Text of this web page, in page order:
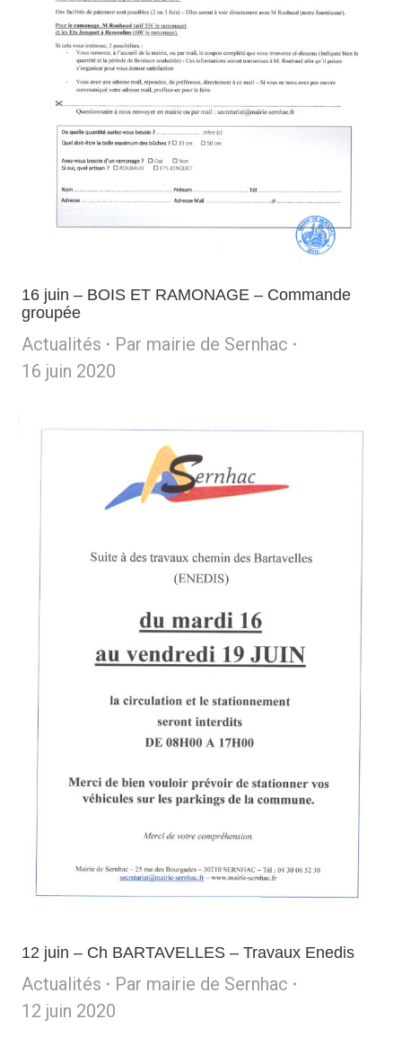
16 juin – BOIS ET RAMONAGE – Commande
groupée
Actualités Par mairie de Sernhac
16 juin 2020
12 juin – Ch BARTAVELLES – Travaux Enedis
Actualités Par mairie de Sernhac
12 juin 2020